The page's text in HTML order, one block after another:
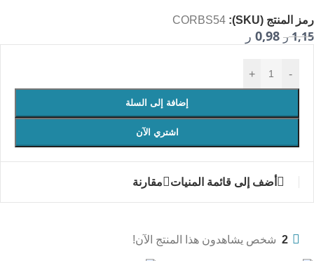
رمز المنتج (SKU): CORBS54
1,15 ر 0,98 ر
-
+
إضافة إلى السلة
اشتري الآن
أضف إلى قائمة المنيات مقارنة
2 شخص يشاهدون هذا المنتج الآن!